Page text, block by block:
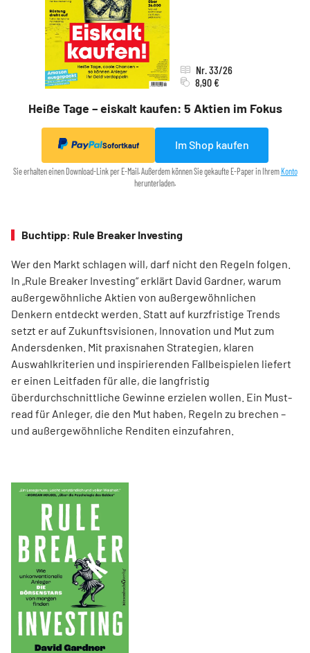
Heiße Tage – eiskalt kaufen: 5 Aktien im Fokus
Nr. 33/26
8,90 €
Sofortkauf Im Shop kaufen
Sie erhalten einen Download-Link per E-Mail. Außerdem können Sie gekaufte E-Paper in IhremKonto
herunterladen.
Buchtipp: Rule Breaker Investing
Wer den Markt schlagen will, darf nicht den Regeln folgen.
In „Rule Breaker Investing“ erklärt David Gardner, warum
außergewöhnliche Aktien von außer­gewöhnlichen
Denkern entdeckt werden. Statt auf kurzfristige Trends
setzt er auf Zukunftsvisionen, Innovation und Mut zum
Andersdenken. Mit praxisnahen Strategien, klaren
Auswahlkriterien und inspirierenden Fallbeispielen liefert
er einen Leit­faden für alle, die langfristig
überdurchschnittliche Gewinne erzielen wollen. Ein Must-
read für Anleger, die den Mut haben, Regeln zu brechen –
und außergewöhnliche Renditen einzufahren.